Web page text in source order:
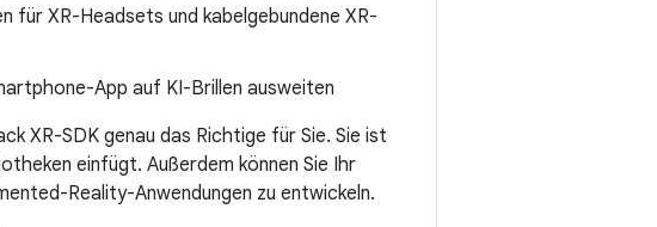
für XR-Headsets und kabelgebundene XR-
App auf KI-Brillen ausweiten
XR-SDK genau das Richtige für Sie. Sie ist
einfügt. Außerdem können Sie Ihr
Reality-Anwendungen zu entwickeln.